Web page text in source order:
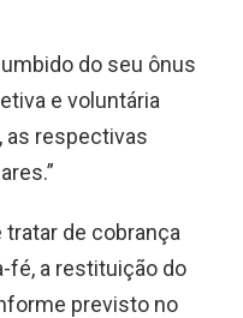
do seu ônus
e voluntária
as respectivas
tratar de cobrança
fé, a restituição do
previsto no